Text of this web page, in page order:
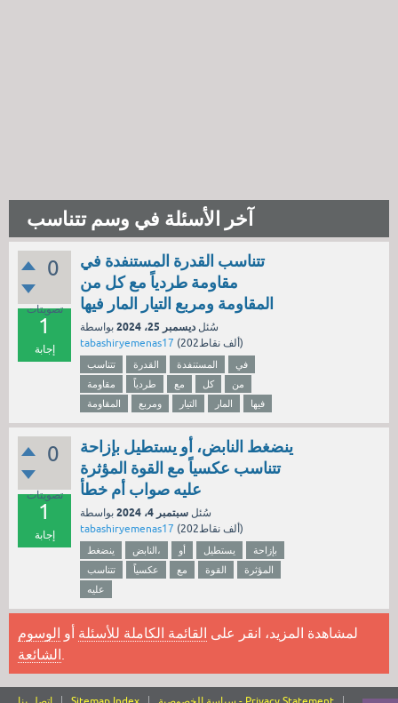
آخر الأسئلة في وسم تتناسب
0
تصويتات
1
إجابة
تتناسب القدرة المستنفدة في
مقاومة طردياً مع كل من
المقاومة ومربع التيار المار فيها
سُئل ديسمبر 25، 2024
بواسطة
tabashiryemenas17 ( 202ألف نقاط)
تتناسب القدرة المستنفدة
في
مقاومة
طردياً مع كل
من
المقاومة
ومربع التيار المار فيها
0
تصويتات
1
إجابة
ينضغط النابض، أو يستطيل بإزاحة
تتناسب عكسياً مع القوة المؤثرة
عليه صواب أم خطأ
سُئل سبتمبر 4، 2024
بواسطة
tabashiryemenas17 ( 202ألف نقاط)
ينضغط النابض، أو يستطيل
بإزاحة
تتناسب
عكسياً مع القوة
المؤثرة
عليه
لمشاهدة المزيد، انقر على القائمة الكاملة للأسئلة أو الوسوم
الشائعة